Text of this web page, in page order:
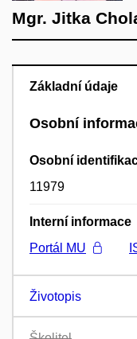
Mgr. Jitka
Základní údaje
Osobní
Osobní
11979
Interní informace
Portál MU
Životopis